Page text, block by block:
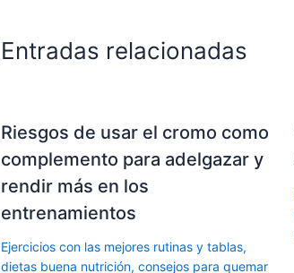
Entradas relacionadas
Riesgos de usar el cromo como
complemento para adelgazar y
rendir más en los
entrenamientos
Ejercicios con las mejores rutinas y tablas,
dietas buena nutrición, consejos para quemar